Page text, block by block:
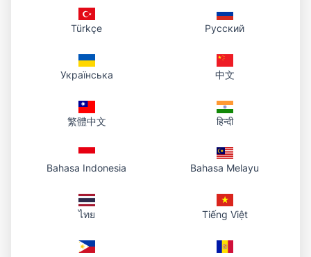
Türkçe Русский
Українська 中文
繁體中文 हिन्दी
Bahasa Indonesia Bahasa Melayu
ไทย Tiếng Việt